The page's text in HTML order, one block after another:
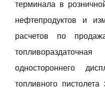
терминала в
нефтепродуктов и
расчетов по
одностороннего
топливного